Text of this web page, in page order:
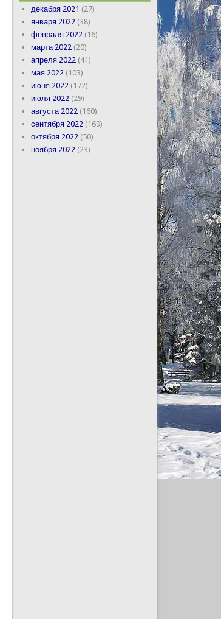
декабря 2021 (27)
января 2022 (38)
февраля 2022 (16)
марта 2022 (20)
апреля 2022 (41)
мая 2022 (103)
июня 2022 (172)
июля 2022 (29)
августа 2022 (160)
сентября 2022 (169)
октября 2022 (50)
ноября 2022 (23)